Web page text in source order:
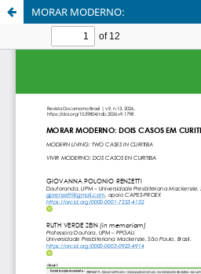
MORAR MODERNO: